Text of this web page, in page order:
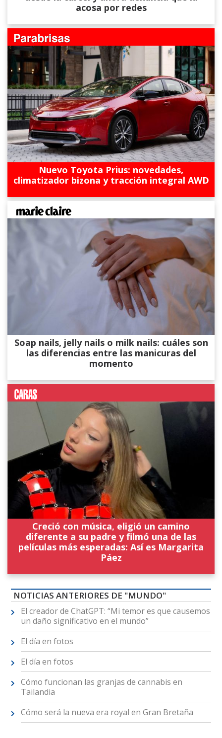
acosa por redes
Nuevo Toyota Prius: novedades,
climatizador bizona y tracción integral AWD
Soap nails, jelly nails o milk nails: cuáles son
las diferencias entre las manicuras del
momento
Creció con música, eligió un camino
diferente a su padre y filmó una de las
películas más esperadas: Así es Margarita
Páez
NOTICIAS ANTERIORES DE "MUNDO"
El creador de ChatGPT: “Mi temor es que causemos
un daño significativo en el mundo”
El día en fotos
El día en fotos
Cómo funcionan las granjas de cannabis en
Tailandia
Cómo será la nueva era royal en Gran Bretaña